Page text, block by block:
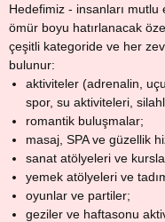
Hedefimiz - insanları
ömür boyu hatırlanacak
çeşitli kategoride ve her
bulunur:
aktiviteler (adrenalin,
spor, su aktiviteleri,
romantik buluşmalar;
masaj, SPA ve güzellik
sanat atölyeleri ve
yemek atölyeleri ve
oyunlar ve partiler;
geziler ve haftasonu